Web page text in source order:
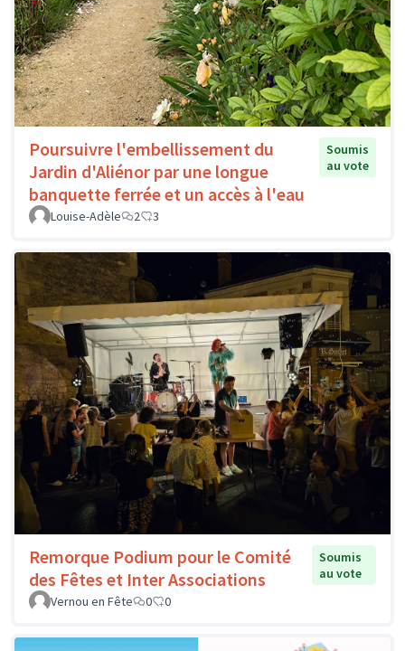
Poursuivre l'embellissement du
Jardin d'Aliénor par une longue
banquette ferrée et un accès à l'eau
Soumis
au vote
Louise-Adèle 2 3
Remorque Podium pour le Comité
des Fêtes et Inter Associations
Soumis
au vote
Vernou en Fête
0 0